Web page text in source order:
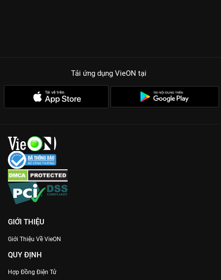
Tải ứng dụng VieON tại
GIỚI THIỆU
Giới Thiệu Về VieON
QUY ĐỊNH
Hợp Đồng Điện Tử